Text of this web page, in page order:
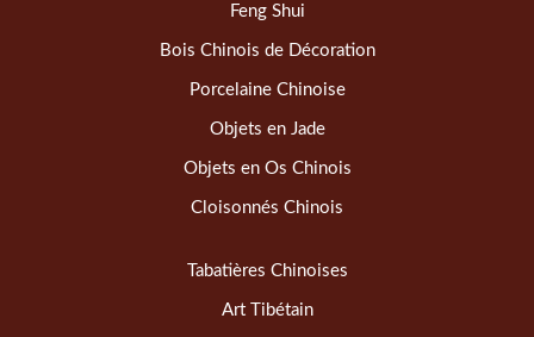
Feng Shui
Bois Chinois de Décoration
Porcelaine Chinoise
Objets en Jade
Objets en Os Chinois
Cloisonnés Chinois
Tabatières Chinoises
Art Tibétain